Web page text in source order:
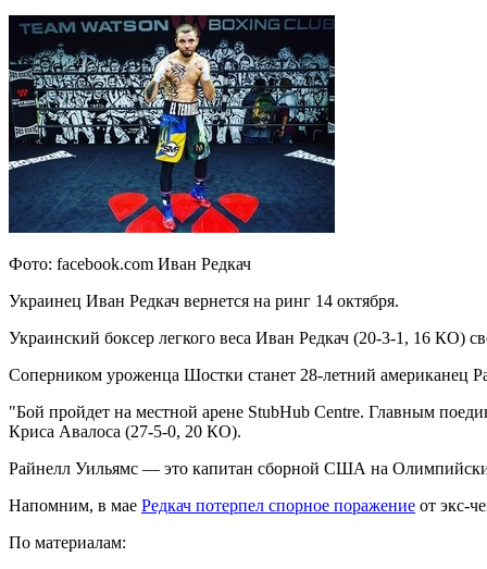
Фото: facebook.com Иван Редкач
Украинец Иван Редкач вернется на ринг 14 октября.
Украинский боксер легкого веса Иван Редкач (20-3-1, 16 КО)
Соперником уроженца Шостки станет 28-летний американец
"Бой пройдет на местной арене StubHub Centre. Главным
Криса Авалоса (27-5-0, 20 КО).
Райнелл Уильямс — это капитан сборной США на
Напомним, в мае Редкач потерпел спорное поражение от экс-
По материалам: